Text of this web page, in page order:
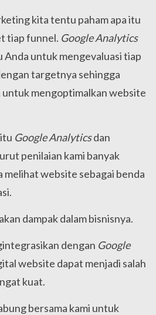
kita tentu paham apa itu
tiap funnel. Google Analytics
Anda untuk mengevaluasi tiap
targetnya sehingga
untuk mengoptimalkan website
Google Analyticsdan
penilaian kami banyak
melihat website sebagai benda
dampak dalam bisnisnya.
dengan Google
website dapat menjadi salah
kuat.
bersama kami untuk